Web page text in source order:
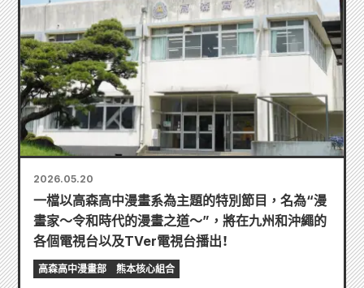
2026.05.20
一檔以高森高中漫畫系為主題的特別節目，名為“漫
畫家～令和時代的漫畫之道～”，將在九州和沖繩的
各個電視台以及TVer電視台播出！
高森高中漫畫部 熊本核心組合